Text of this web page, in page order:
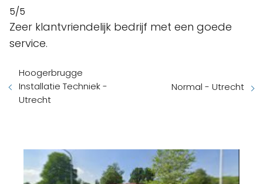
5/5
Zeer klantvriendelijk bedrijf met een goede
service.
Hoogerbrugge
Installatie Techniek -
Utrecht
Normal - Utrecht